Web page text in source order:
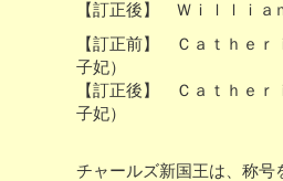
【訂正後】 Ｗｉｌｌｉ
【訂正前】 Ｃａｔｈｅ
子妃）
【訂正後】 Ｃａｔｈｅ
子妃）
チャールズ新国王は、称号